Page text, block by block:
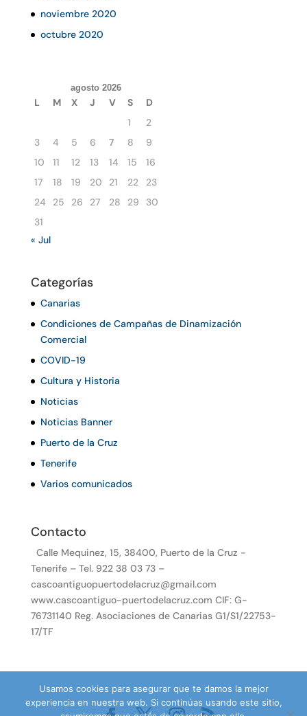
noviembre 2020
octubre 2020
agosto 2026
L M X J V S
D
1
2
3
4 5 6 7 8
9
10
11 12 13 14 15
16
17
18 19 20 21 22
23
24
25 26 27 28 29
30
31
« Jul
Categorías
Canarias
Condiciones de Campañas de Dinamización
Comercial
COVID-19
Cultura y Historia
Noticias
Noticias Banner
Puerto de la Cruz
Tenerife
Varios comunicados
Contacto
Calle Mequinez, 15, 38400, Puerto de la Cruz -
Tenerife – Tel. 922 38 03 73 –
cascoantiguopuertodelacruz@gmail.com
www.cascoantiguo-puertodelacruz.com CIF: G-
76731140 Reg. Asociaciones de Canarias G1/S1/22753-
17/TF
Usamos cookies para asegurar que te damos la mejor
experiencia en nuestra web. Si continúas usando este sitio,